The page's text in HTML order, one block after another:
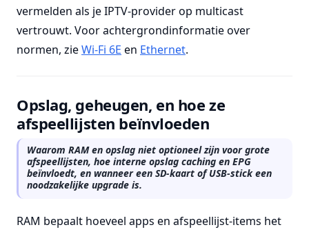
vermelden als je IPTV-provider op multicast
vertrouwt. Voor achtergrondinformatie over
normen, zieWi-Fi 6E en Ethernet.
Opslag, geheugen, en hoe ze
afspeellijsten beïnvloeden
Waarom RAM en opslag niet optioneel zijn voor grote
afspeellijsten, hoe interne opslag caching en EPG
beïnvloedt, en wanneer een SD-kaart of USB-stick een
noodzakelijke upgrade is.
RAM bepaalt hoeveel apps en afspeellijst-items het